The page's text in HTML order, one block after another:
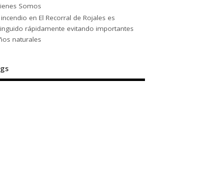
Somos
en El Recorral de Rojales es
rápidamente evitando importantes
naturales